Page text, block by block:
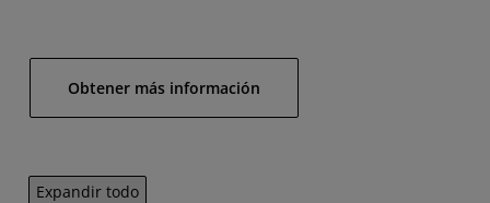
Obtener más información
Expandir todo